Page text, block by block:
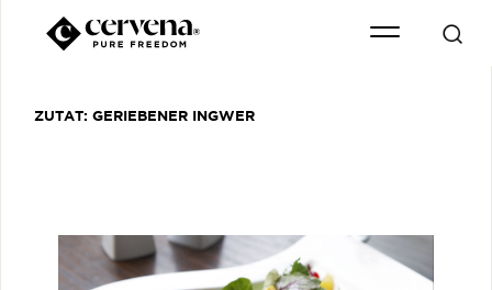
ZUTAT: GERIEBENER INGWER